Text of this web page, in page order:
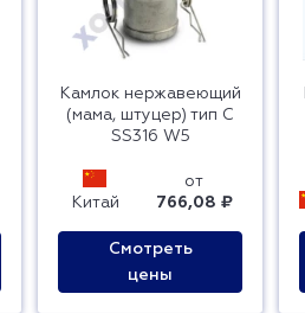
Камлок нержавеющий
(мама, штуцер) тип C
SS316 W5
Китай
от
766,08 ₽
Смотреть
цены